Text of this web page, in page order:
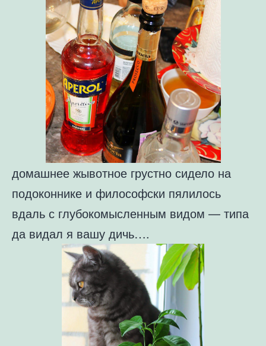
домашнее жывотное грустно сидело на
подоконнике и философски пялилось
вдаль с глубокомысленным видом — типа
да видал я вашу дичь….